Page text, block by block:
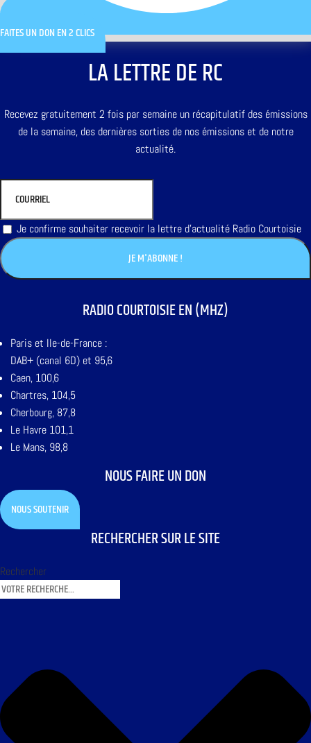
FAITES UN DON EN 2 CLICS
LA LETTRE DE RC
Recevez gratuitement 2 fois par semaine un récapitulatif des émissions
de la semaine, des dernières sorties de nos émissions et de notre
actualité.
Je confirme souhaiter recevoir la lettre d'actualité Radio Courtoisie
RADIO COURTOISIE EN (MHZ)
Paris et Ile-de-France :
DAB+ (canal 6D) et 95,6
Caen, 100,6
Chartres, 104,5
Cherbourg, 87,8
Le Havre 101,1
Le Mans, 98,8
NOUS FAIRE UN DON
NOUS SOUTENIR
RECHERCHER SUR LE SITE
Rechercher